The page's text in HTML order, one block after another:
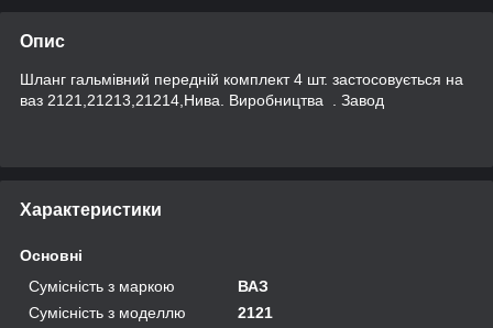
Опис
Шланг гальмівний передній комплект 4 шт. застосовується на
ваз 2121,21213,21214,Нива. Виробництва . Завод
Характеристики
Основні
Сумісність з маркою
ВАЗ
Сумісність з моделлю
2121